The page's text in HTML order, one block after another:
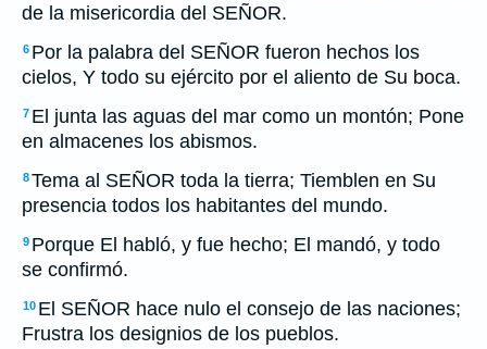
de la misericordia del SEÑOR.
6 Por la palabra del SEÑOR fueron hechos los
cielos, Y todo su ejército por el aliento de Su boca.
7 El junta las aguas del mar como un montón; Pone
en almacenes los abismos.
8Tema al SEÑOR toda la tierra; Tiemblen en Su
presencia todos los habitantes del mundo.
9 Porque El habló, y fue hecho; El mandó, y todo
se confirmó.
10 El SEÑOR hace nulo el consejo de las naciones;
Frustra los designios de los pueblos.